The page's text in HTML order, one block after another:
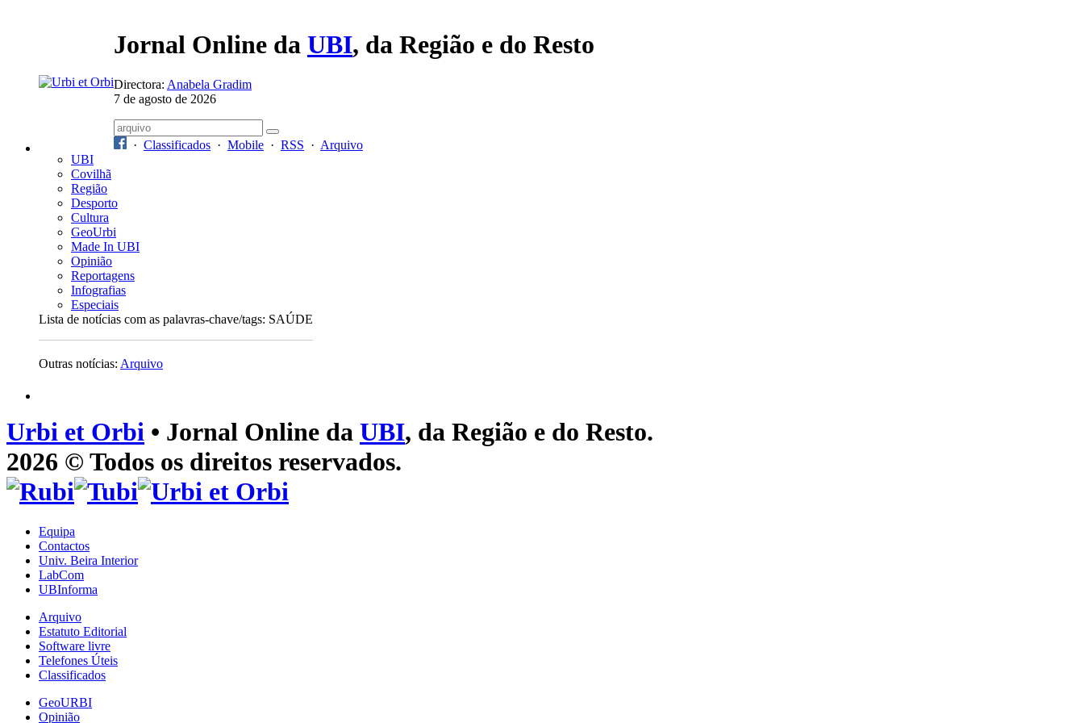
Jornal Online da UBI, da Região e do Resto
Directora: Anabela Gradim
7 de agosto de 2026
· Classificados · Mobile · RSS · Arquivo
UBI
Covilhã
Região
Desporto
Cultura
GeoUrbi
Made In UBI
Opinião
Reportagens
Infografias
Especiais
Lista de notícias com as palavras-chave/tags: SAÚDE
Outras notícias: Arquivo
Urbi et Orbi • Jornal Online da UBI, da Região e do Resto.
2026 © Todos os direitos reservados.
Equipa
Contactos
Univ. Beira Interior
LabCom
UBInforma
Arquivo
Estatuto Editorial
Software livre
Telefones Úteis
Classificados
GeoURBI
Opinião